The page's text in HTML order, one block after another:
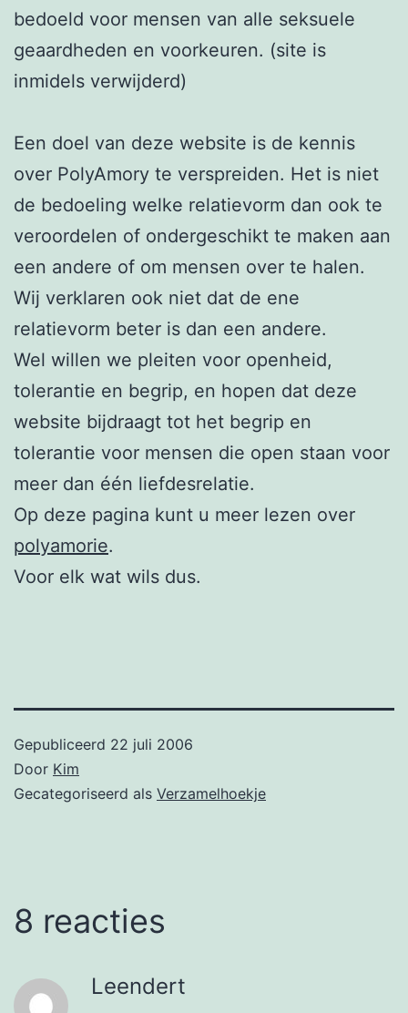
bedoeld voor mensen van alle seksuele
geaardheden en voorkeuren. (site is
inmidels verwijderd)
Een doel van deze website is de kennis
over PolyAmory te verspreiden. Het is niet
de bedoeling welke relatievorm dan ook te
veroordelen of ondergeschikt te maken aan
een andere of om mensen over te halen.
Wij verklaren ook niet dat de ene
relatievorm beter is dan een andere.
Wel willen we pleiten voor openheid,
tolerantie en begrip, en hopen dat deze
website bijdraagt tot het begrip en
tolerantie voor mensen die open staan voor
meer dan één liefdesrelatie.
Op deze pagina kunt u meer lezen over
polyamorie.
Voor elk wat wils dus.
Gepubliceerd 22 juli 2006
Door Kim
Gecategoriseerd als Verzamelhoekje
8 reacties
Leendert